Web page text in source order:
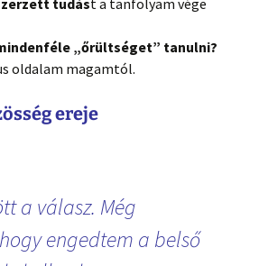
tudást a tanfolyam vége
„őrültséget” tanulni?
oldalam magamtól.
ereje
a válasz. Még
engedtem a belső